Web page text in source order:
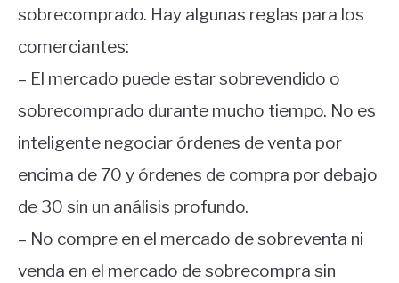
sobrecomprado. Hay algunas reglas para los
comerciantes:
– El mercado puede estar sobrevendido o
sobrecomprado durante mucho tiempo. No es
inteligente negociar órdenes de venta por
encima de 70 y órdenes de compra por debajo
de 30 sin un análisis profundo.
– No compre en el mercado de sobreventa ni
venda en el mercado de sobrecompra sin